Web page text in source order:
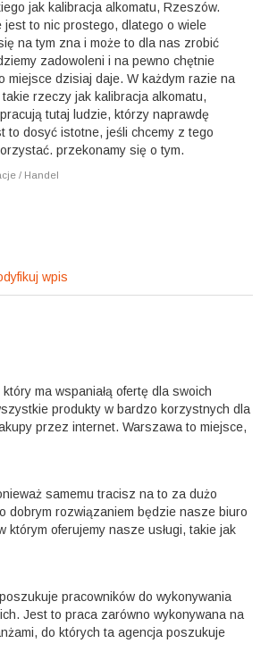
jak kalibracja alkomatu, Rzeszów.
to nic prostego, dlatego o wiele
na tym zna i może to dla nas zrobić
zadowoleni i na pewno chętnie
miejsce dzisiaj daje. W każdym razie na
rzeczy jak kalibracja alkomatu,
tutaj ludzie, którzy naprawdę
to dosyć istotne, jeśli chcemy z tego
przekonamy się o tym.
/ Handel
wpis
ma wspaniałą ofertę dla swoich
produkty w bardzo korzystnych dla
przez internet. Warszawa to miejsce,
samemu tracisz na to za dużo
dobrym rozwiązaniem będzie nasze biuro
którym oferujemy nasze usługi, takie jak
pracowników do wykonywania
Jest to praca zarówno wykonywana na
do których ta agencja poszukuje